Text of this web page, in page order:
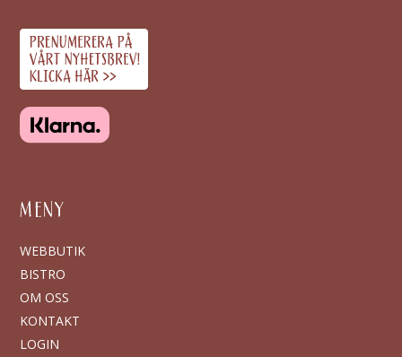
MENY
WEBBUTIK
BISTRO
OM OSS
KONTAKT
LOGIN